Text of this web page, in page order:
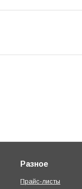
Разное
Прайс-листы